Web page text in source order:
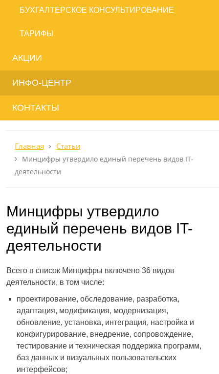
БУХГАЛТЕРСКОЕ КОНСУЛЬТИРОВАНИЕ
ТАРИФЫ
АКЦИИ
ИНФО-ЦЕНТР
КОНТАКТЫ
Главная Статьи
Минцифры утвердило единый перечень видов IT-
деятельности
Минцифры утвердило
единый перечень видов IT-
деятельности
Всего в список Минцифры включено 36 видов
деятельности, в том числе:
проектирование, обследование, разработка,
адаптация, модификация, модернизация,
обновление, установка, интеграция, настройка и
конфигурирование, внедрение, сопровождение,
тестирование и техническая поддержка программ,
баз данных и визуальных пользовательских
интерфейсов;